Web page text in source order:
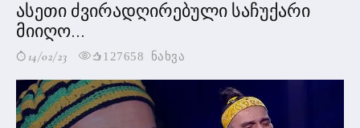
ასეთი ძვირადღირებული საჩუქარი
მიიღო...
14/02/23 127658 ნახვა